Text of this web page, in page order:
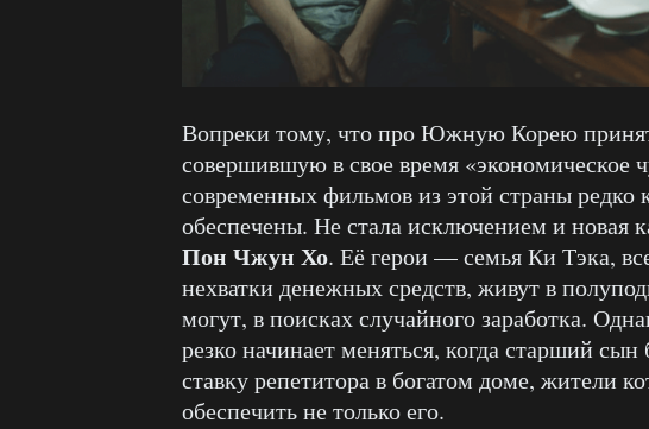
Вопреки тому, что про Южную Корею
совершившую в свое время «экономическое
современных фильмов из этой страны редко
обеспечены. Не стала исключением и новая
Пон Чжун Хо. Её герои — семья Ки Тэка,
нехватки денежных средств, живут в
могут, в поисках случайного заработка.
резко начинает меняться, когда старший
ставку репетитора в богатом доме, жители
обеспечить не только его.